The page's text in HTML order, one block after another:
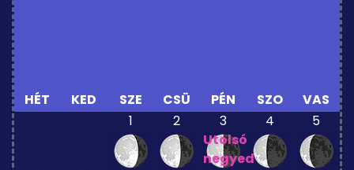
HÉT KED SZE CSÜ PÉN SZO
VAS
1
2
3
Utolsó
negyed
4 5